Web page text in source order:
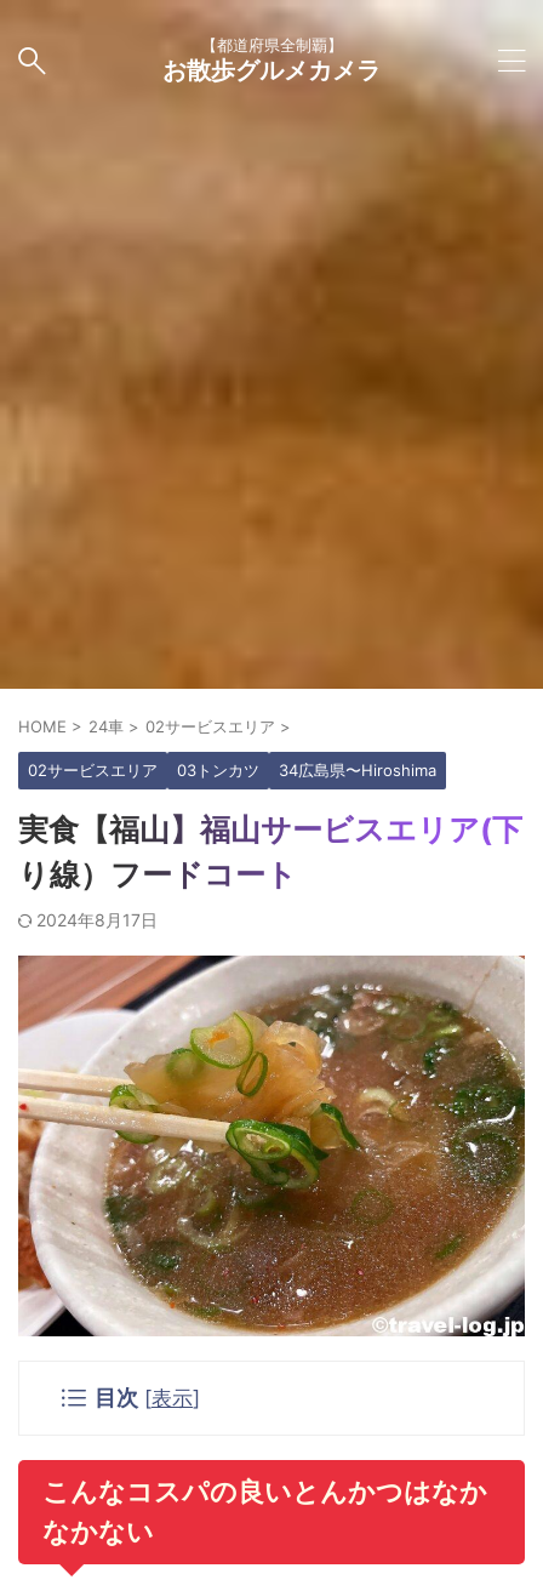
【都道府県全制覇】
お散歩グルメカメラ
HOME > 24車 > 02サービスエリア >
02サービスエリア 03トンカツ 34広島県〜Hiroshima
実食【福山】福山サービスエリア(下
り線）フードコート
2024年8月17日
目次 [表示]
こんなコスパの良いとんかつはなか
なかない